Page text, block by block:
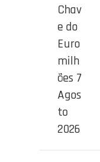
Chav
e do
Euro
milh
ões 7
Agos
to
2026